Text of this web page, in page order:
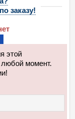
заказу!
этой
любой момент.